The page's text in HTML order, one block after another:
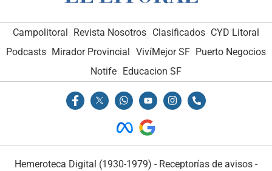
Campolitoral Revista Nosotros Clasificados CYD Litoral
Podcasts Mirador Provincial VivíMejor SF Puerto Negocios
Notife Educacion SF
Hemeroteca Digital (1930-1979) - Receptorías de avisos -